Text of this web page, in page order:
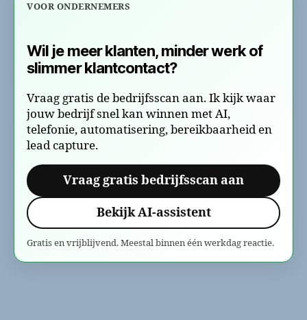
VOOR ONDERNEMERS
Wil je meer klanten, minder werk of
slimmer klantcontact?
Vraag gratis de bedrijfsscan aan. Ik kijk waar
jouw bedrijf snel kan winnen met AI,
telefonie, automatisering, bereikbaarheid en
lead capture.
Vraag gratis bedrijfsscan aan
Bekijk AI-assistent
Gratis en vrijblijvend. Meestal binnen één werkdag reactie.